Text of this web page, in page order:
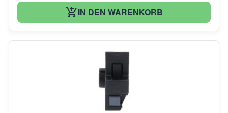
IN DEN WARENKORB